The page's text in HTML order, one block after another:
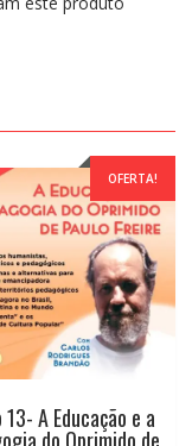
OFERTA!
13- A Educação e a
do Oprimido de